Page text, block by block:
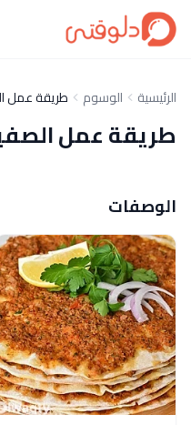
الرئيسية الوسوم طريقة عمل
طريقة عمل
الوصفات